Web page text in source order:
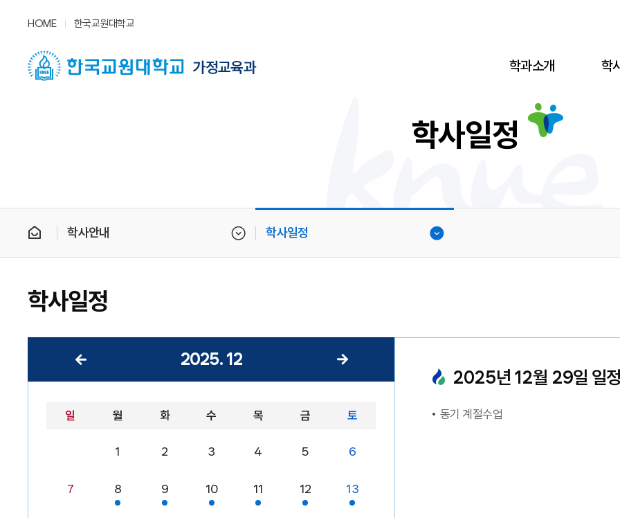
HOME 한국교원대학교
가정교육과 학과소개 학
학사일정
학사안내 학사일정
학사일정
2025. 12
일 월 화 수 목 금 토
1 2 3 4 5 6
7 8 9 10 11 12 13
2025년 12월 29일 일
동기 계절수업